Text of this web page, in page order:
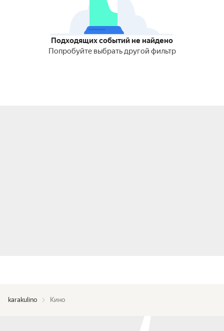
Подходящих событий не найдено
Попробуйте выбрать другой фильтр
karakulino Кино